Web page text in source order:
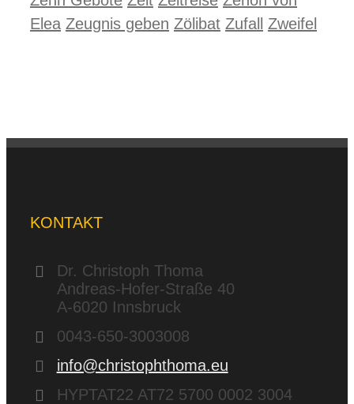
Elea Zeugnis geben Zölibat Zufall Zweifel
KONTAKT
Dr. Christoph Thoma
Andreas-Hofer-Straße 40
A-6020 Innsbruck
0043-650-3003008
info@christophthoma.eu
HYPTAT22 AT72 5700 0002 3004